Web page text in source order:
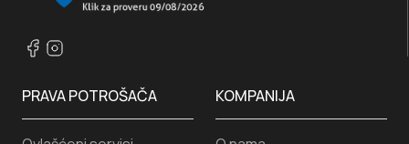
PRAVA POTROŠAČA KOMPANIJA